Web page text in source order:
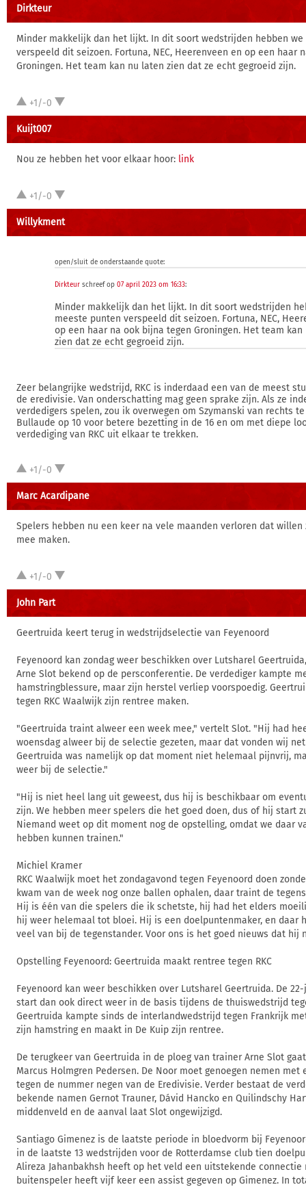
Dirkteur
Minder makkelijk dan het lijkt. In dit soort wedstrijden hebben
verspeeld dit seizoen. Fortuna, NEC, Heerenveen en op een haar
Groningen. Het team kan nu laten zien dat ze echt gegroeid zijn.
+1/-0
Kuijt007
Nou ze hebben het voor elkaar hoor: link
+1/-0
Willykment
open/sluit de onderstaande quote:
Dirkteur schreef op 07 april 2023 om 16:33:
Minder makkelijk dan het lijkt. In dit soort wedstrijden
meeste punten verspeeld dit seizoen. Fortuna, NEC,
op een haar na ook bijna tegen Groningen. Het team
zien dat ze echt gegroeid zijn.
Zeer belangrijke wedstrijd, RKC is inderdaad een van de meest
de eredivisie. Van onderschatting mag geen sprake zijn. Als ze
verdedigers spelen, zou ik overwegen om Szymanski van rechts
Bullaude op 10 voor betere bezetting in de 16 en om met diepe
verdediging van RKC uit elkaar te trekken.
+1/-0
Marc Acardipane
Spelers hebben nu een keer na vele maanden verloren dat
mee maken.
+1/-0
John Part
Geertruida keert terug in wedstrijdselectie van Feyenoord
Feyenoord kan zondag weer beschikken over Lutsharel
Arne Slot bekend op de persconferentie. De verdediger kampte
hamstringblessure, maar zijn herstel verliep voorspoedig.
tegen RKC Waalwijk zijn rentree maken.
"Geertruida traint alweer een week mee," vertelt Slot. "Hij had
woensdag alweer bij de selectie gezeten, maar dat vonden wij
Geertruida was namelijk op dat moment niet helemaal pijnvrij,
weer bij de selectie."
"Hij is niet heel lang uit geweest, dus hij is beschikbaar om
zijn. We hebben meer spelers die het goed doen, dus of hij start
Niemand weet op dit moment nog de opstelling, omdat we daar
hebben kunnen trainen."
Michiel Kramer
RKC Waalwijk moet het zondagavond tegen Feyenoord doen
kwam van de week nog onze ballen ophalen, daar traint de
Hij is één van die spelers die ik schetste, hij had het elders
hij weer helemaal tot bloei. Hij is een doelpuntenmaker, en daar
veel van bij de tegenstander. Voor ons is het goed nieuws dat hij
Opstelling Feyenoord: Geertruida maakt rentree tegen RKC
Feyenoord kan weer beschikken over Lutsharel Geertruida. De
start dan ook direct weer in de basis tijdens de thuiswedstrijd
Geertruida kampte sinds de interlandwedstrijd tegen Frankrijk
zijn hamstring en maakt in De Kuip zijn rentree.
De terugkeer van Geertruida in de ploeg van trainer Arne Slot
Marcus Holmgren Pedersen. De Noor moet genoegen nemen met
tegen de nummer negen van de Eredivisie. Verder bestaat de
bekende namen Gernot Trauner, Dávid Hancko en Quilindschy
middenveld en de aanval laat Slot ongewijzigd.
Santiago Gimenez is de laatste periode in bloedvorm bij
in de laatste 13 wedstrijden voor de Rotterdamse club tien
Alireza Jahanbakhsh heeft op het veld een uitstekende connectie
buitenspeler heeft vijf keer een assist gegeven op Gimenez. In